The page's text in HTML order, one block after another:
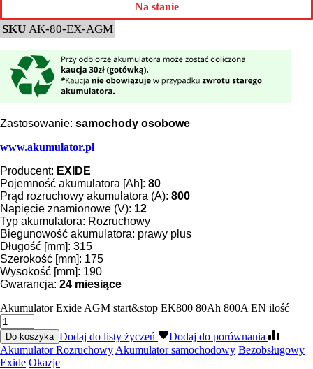
Na stanie
SKU AK-80-EX-AGM
Zastosowanie: samochody osobowe
www.akumulator.pl
Producent: EXIDE
Pojemność akumulatora [Ah]: 80
Prąd rozruchowy akumulatora (A): 800
Napięcie znamionowe (V): 12
Typ akumulatora: Rozruchowy
Biegunowość akumulatora: prawy plus
Długość [mm]: 315
Szerokość [mm]: 175
Wysokość [mm]: 190
Gwarancja: 24 miesiące
Akumulator Exide AGM start&stop EK800 80Ah 800A EN ilość
Do koszyka Dodaj do listy życzeń
Dodaj do porównania
Akumulator Rozruchowy Akumulator samochodowy Bezobsługowy
Exide Okazje